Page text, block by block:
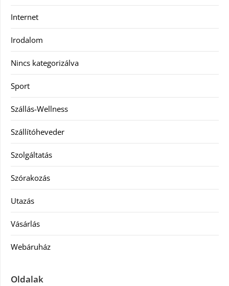
Internet
Irodalom
Nincs kategorizálva
Sport
Szállás-Wellness
Szállítóheveder
Szolgáltatás
Szórakozás
Utazás
Vásárlás
Webáruház
Oldalak